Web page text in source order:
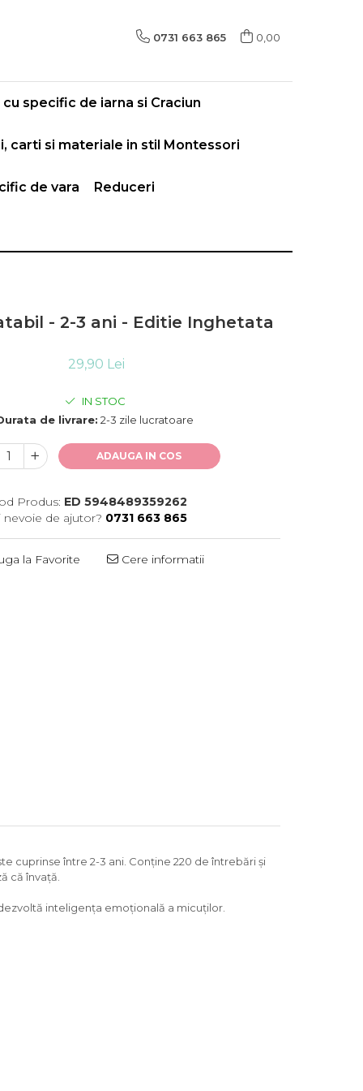
0731 663 865 0,00
specific de iarna si Craciun
carti si materiale in stil Montessori
de vara Reduceri
- 2-3 ani - Editie Inghetata
29,90 Lei
IN STOC
de livrare: 2-3 zile lucratoare
ADAUGA IN COS
Produs: ED 5948489359262
nevoie de ajutor? 0731 663 865
la Favorite Cere informatii
cuprinse între 2-3 ani. Conține 220 de întrebări și
că învață.
inteligența emoțională a micuților.